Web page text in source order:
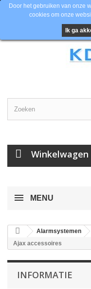
Winkelwagen
Door het gebruiken van onze
cookies om onze
Ik ga
MENU
Alarmsystemen
Ajax accessoires
INFORMATIE